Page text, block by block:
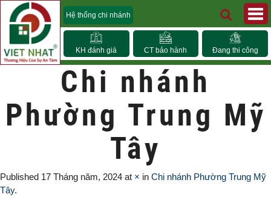
Hệ thống chi nhánh
KH đánh giá CT bảo hành Đang thi công
Chi nhánh
Phường Trung Mỹ
Tây
Published 17 Tháng năm, 2024 at × in Chi nhánh Phường Trung Mỹ
Tây.